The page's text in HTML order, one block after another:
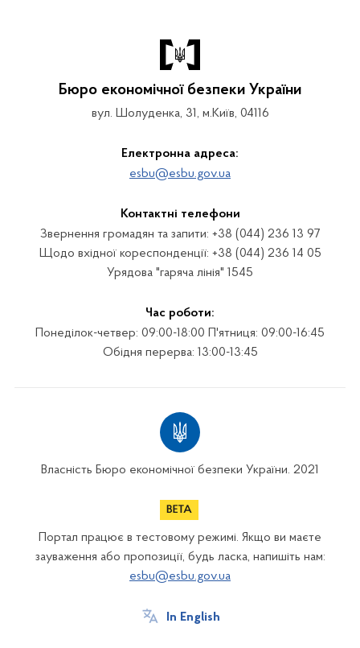
Бюро економічної безпеки України
вул. Шолуденка, 31, м.Київ, 04116
Електронна адреса:
esbu@esbu.gov.ua
Контактні телефони
Звернення громадян та запити: +38 (044) 236 13 97
Щодо вхідної кореспонденції: +38 (044) 236 14 05
Урядова "гаряча лінія" 1545
Час роботи:
Понеділок-четвер: 09:00-18:00 П'ятниця: 09:00-16:45
Обідня перерва: 13:00-13:45
Власність Бюро економічної безпеки України. 2021
Портал працює в тестовому режимі. Якщо ви маєте
зауваження або пропозиції, будь ласка, напишіть нам:
esbu@esbu.gov.ua
In English